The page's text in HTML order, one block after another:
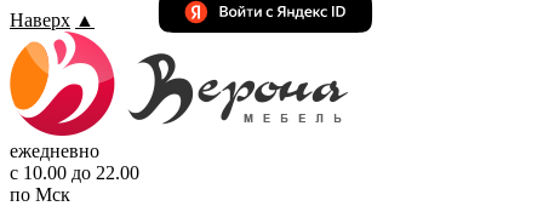
Наверх ▲
ежедневно
с 10.00 до 22.00
по Мск